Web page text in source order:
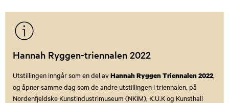
Hannah Ryggen-triennalen 2022
Utstillingen inngår som en del avHannah Ryggen Triennalen 2022,
og åpner samme dag som de andre utstillingen i triennalen, på
Nordenfjeldske Kunstindustrimuseum (NKIM), K.U.K og Kunsthall